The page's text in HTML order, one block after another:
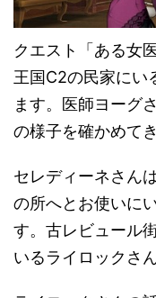
クエスト「ある女
王国C2の民家にい
ます。医師ヨーグ
の様子を確かめて
セレディーネさん
の所へとお使いに
す。古レビュール
いるライロックさ